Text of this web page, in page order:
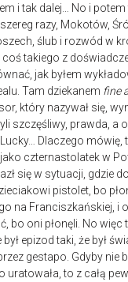
i tak dalej… No i
razy, Mokotów,
ślub i rozwód w
takiego z
jak byłem
Tam dziekanem fine
który nazywał się,
szczęśliwy, prawda, a
Dlaczego mówię,
czternastolatek w
się w sytuacji, gdzie
pistolet, bo
na Franciszkańskiej, i
bo oni płonęli. No
epizod taki, że był
gestapo. Gdyby nie
uratowała, to z całą